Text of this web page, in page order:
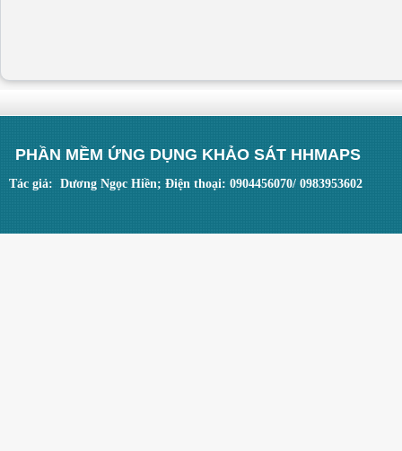
PHẦN MỀM ỨNG DỤNG KHẢO SÁT HHMAPS
Tác giả: Dương Ngọc Hiền; Điện thoại: 0904456070/ 0983953602